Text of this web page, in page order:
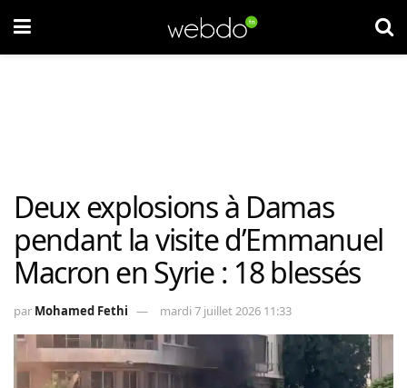
Deux explosions à Damas
pendant la visite d’Emmanuel
Macron en Syrie : 18 blessés
par Mohamed Fethi mardi 7 juillet 2026 11:33